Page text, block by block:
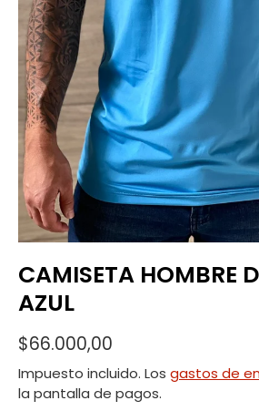
CAMISETA HOMBRE
AZUL
$66.000,00
Impuesto incluido. Los gastos de
la pantalla de pagos.